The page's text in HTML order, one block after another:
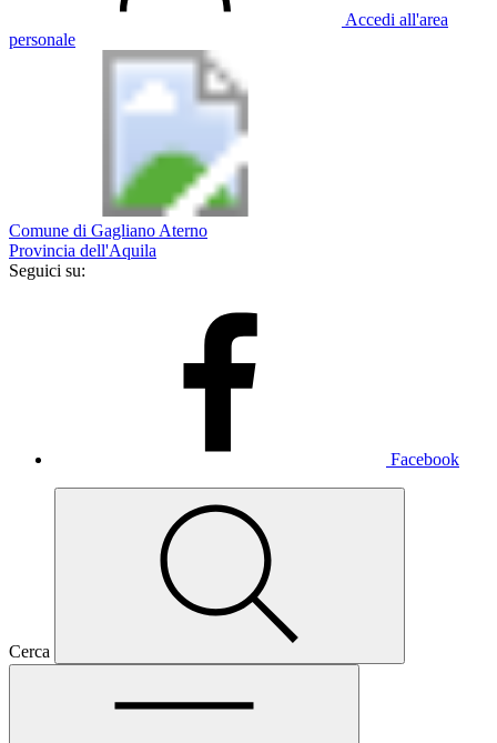
Accedi all'area
personale
Comune di Gagliano Aterno
Provincia dell'Aquila
Seguici su:
Facebook
Cerca